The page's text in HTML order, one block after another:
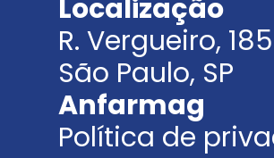
Localização
R. Vergueiro,
São Paulo, SP
Anfarmag
Política de